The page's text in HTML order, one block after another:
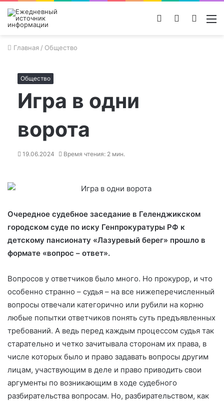
Поиск
Switch
Войти
Главная / Общество
Общество
Игра в одни
ворота
19.06.2024 Время чтения: 2 мин.
Очередное судебное заседание в Геленджикском
городском суде по иску Генпрокуратуры РФ к
детскому пансионату «Лазуревый берег» прошло в
формате «вопрос – ответ».
Вопросов у ответчиков было много. Но прокурор, и что
особенно странно – судья – на все нижеперечисленный
вопросы отвечали категорично или рубили на корню
любые попытки ответчиков понять суть предъявленных
требований. А ведь перед каждым процессом судья так
старательно и четко зачитывала сторонам их права, в
числе которых было и право задавать вопросы другим
лицам, участвующим в деле и право приводить свои
аргументы по возникающим в ходе судебного
разбирательства вопросам. Но, разбирательством, как